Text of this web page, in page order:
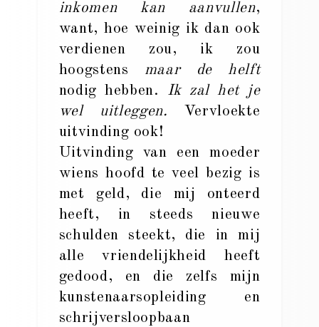
inkomen kan aanvullen,
want, hoe weinig ik dan ook
verdienen zou, ik zou
hoogstens maar de helft
nodig hebben. Ik zal het je
wel uitleggen.
Vervloekte
uitvinding ook!
Uitvinding van een moeder
wiens hoofd te veel bezig is
met geld, die mij onteerd
heeft, in steeds nieuwe
schulden steekt, die in mij
alle vriendelijkheid heeft
gedood, en die zelfs mijn
kunstenaarsopleiding en
schrijversloopbaan